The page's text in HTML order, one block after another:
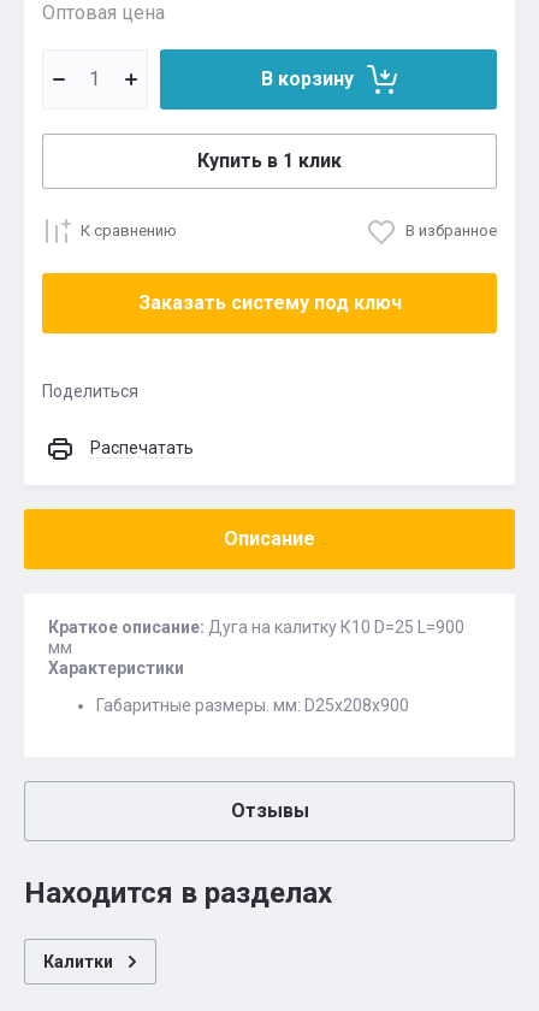
Оптовая цена
В корзину
Купить в 1 клик
К сравнению В избранное
Поделиться
Заказать систему под ключ
Распечатать
Описание
Краткое описание: Дуга на калитку К10 D=25 L=900
мм
Характеристики
Габаритные размеры. мм: D25х208х900
Отзывы
Находится в разделах
Калитки